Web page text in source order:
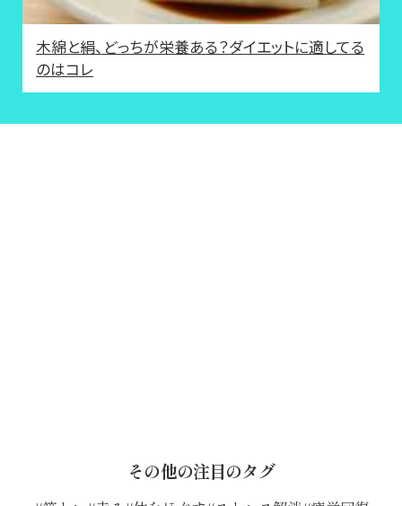
木綿と絹、どっちが栄養ある？ダイエットに適してる
のはコレ
その他の注目のタグ